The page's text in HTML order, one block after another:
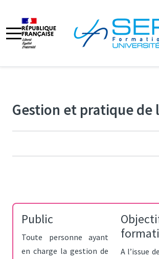
Gestion et pratique de
Public
Toute personne ayant
en charge la gestion de
A l’issue